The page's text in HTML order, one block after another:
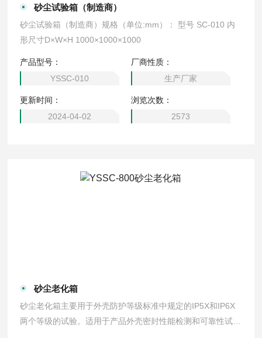
砂尘试验箱（制造商）
砂尘试验箱（制造商）规格（单位:mm）： 型号 SC-010 内
形尺寸D×W×H 1000×1000×1000
产品型号：
YSSC-010
厂商性质：
生产厂家
更新时间：
2024-04-02
浏览次数：
2573
砂尘老化箱
砂尘老化箱主要用于外壳防护等级标准中规定的IP5X和IP6X
两个等级的试验。适用于产品外壳密封性能检测和可靠性试